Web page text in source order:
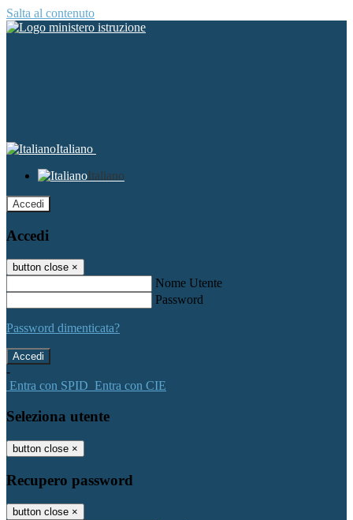
Salta al contenuto
Italiano
Italiano
Accedi
Accedi
button close ×
Nome Utente
Password
Password dimenticata?
-
Entra con SPID Entra con CIE
Seleziona utente
button close ×
Recupero password
button close ×